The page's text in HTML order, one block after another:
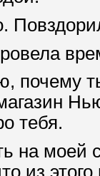
почему
тебя.
на моей
из